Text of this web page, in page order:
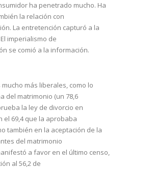
ha penetrado mucho. Ha
la relación con
La entretención capturó a la
imperialismo de
se comió a la información.
más liberales, como lo
del matrimonio (un 78,6
la ley de divorcio en
el 69,4 que la aprobaba
también en la aceptación de la
del matrimonio
a favor en el último censo,
al 56,2 de